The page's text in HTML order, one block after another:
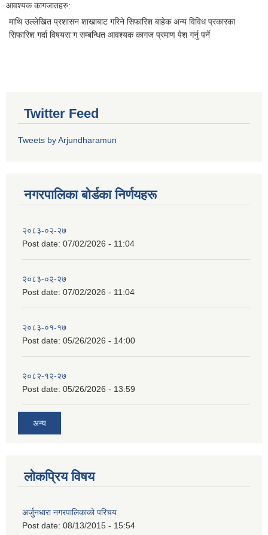
आवश्यक कागजातहरु:
माथि उल्लेखित प्रशासन शाखाबाट गरिने सिफारिश बाहेक अन्य विविध प्रकारका
सिफारिश गर्दा विषयस“ग सम्बन्धित आवश्यक कागज प्रमाण पेश गर्नु पर्ने
Twitter Feed
Tweets by Arjundharamun
नगरपालिका बाेर्डका निर्णयहरू
२०८३-०२-२७
Post date: 07/02/2026 - 11:04
२०८३-०२-२७
Post date: 07/02/2026 - 11:04
२०८३-०१-१७
Post date: 05/26/2026 - 14:00
२०८२-१२-२७
Post date: 05/26/2026 - 13:59
अन्य
लोकप्रिय विषय
अर्जुनधारा नगरपालिकाको परिचय
Post date: 08/13/2015 - 15:54